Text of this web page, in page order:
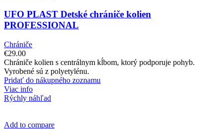
UFO PLAST Detské chrániče kolien
PROFESSIONAL
Chrániče
€29.00
Chrániče kolien s centrálnym kĺbom, ktorý podporuje pohyb.
Vyrobené sú z polyetylénu.
Pridať do nákupného zoznamu
Viac info
Rýchly náhľad
Add to compare